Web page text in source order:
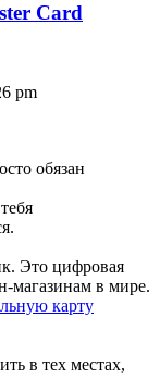
Card
pm
обязан
Это цифровая
магазинам в мире.
карту
в тех местах,